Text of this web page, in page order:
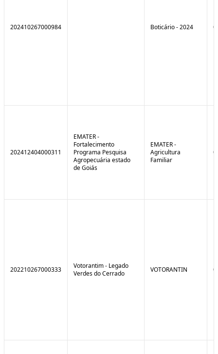
202410267000984 Boticário - 2024
202412404000311
EMATER -
Fortalecimento
Programa Pesquisa
Agropecuária estado
de Goiás
EMATER -
Agricultura
Familiar
202210267000333
Votorantim - Legado
Verdes do Cerrado
VOTORANTIN